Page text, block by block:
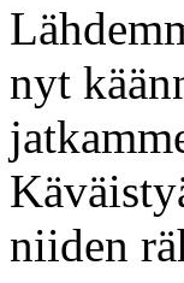
nyt
niiden